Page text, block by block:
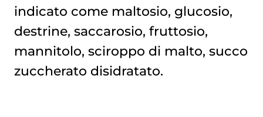
indicato come maltosio, glucosio,
destrine, saccarosio, fruttosio,
mannitolo, sciroppo di malto, succo
zuccherato disidratato.